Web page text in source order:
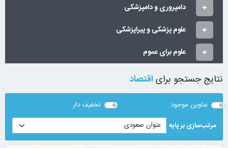
دامپروری و دامپزشکی
علوم پزشکی و پیراپزشکی
علوم برای عموم
نتایج جستجو برای اقتصاد
عناوین موجود
تخفیف دار
مرتب‌سازی بر پایه